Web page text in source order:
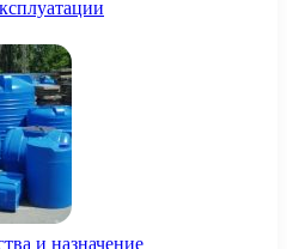
и назначение